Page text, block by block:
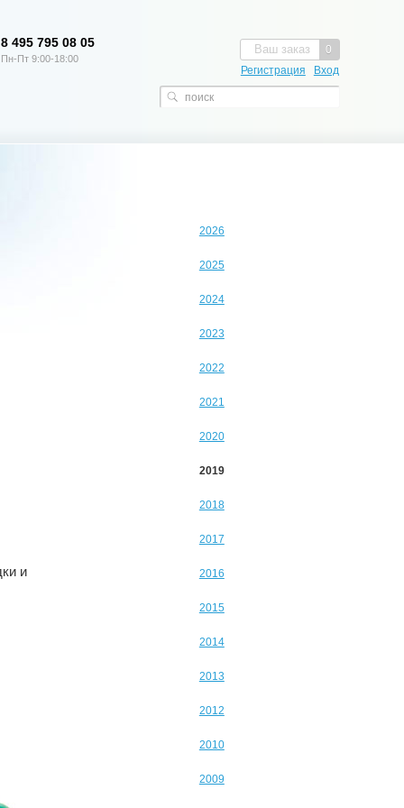
0
Ваш заказ
Регистрация Вход
8 495 795 08 05
Пн-Пт 9:00-18:00
и
2026
2025
2024
2023
2022
2021
2020
2019
2018
2017
2016
2015
2014
2013
2012
2010
2009